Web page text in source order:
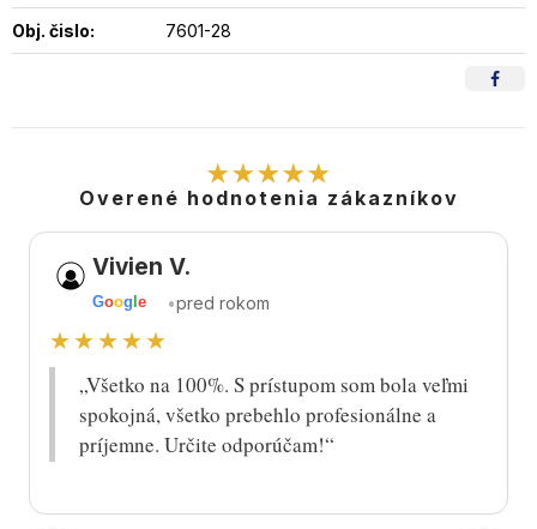
Obj. čislo: 7601-28
★★★★★
Overené hodnotenia zákazníkov
Vivien V.
Goog le •pred rokom
★★★★★
„Všetko na 100%. S prístupom som bola veľmi
spokojná, všetko prebehlo profesionálne a
príjemne. Určite odporúčam!“